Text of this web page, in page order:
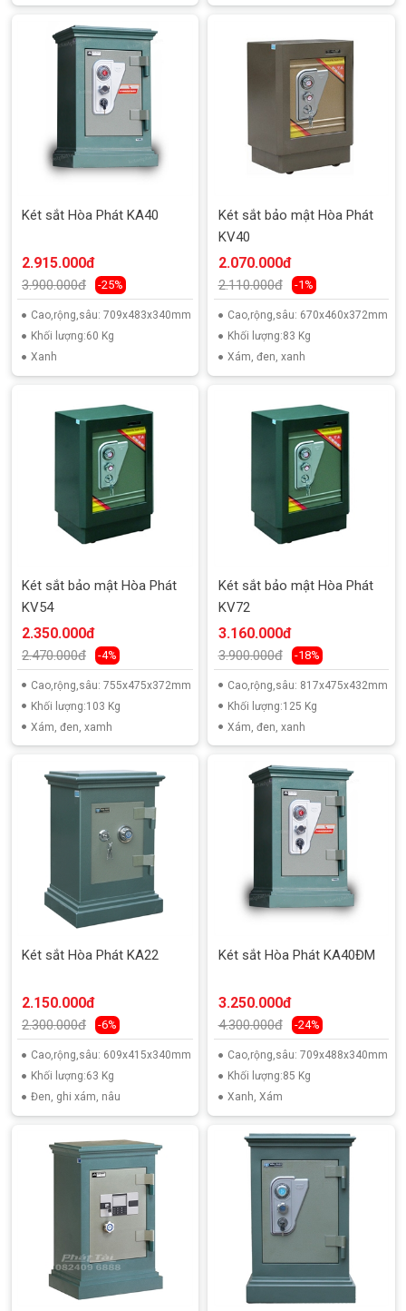
Két sắt Hòa Phát KA40
2.915.000đ
3.900.000đ -25%
Cao,rộng,sâu: 709x483x340mm
Khối lượng:60 Kg
Xanh
Két sắt bảo mật Hòa Phát
KV40
2.070.000đ
2.110.000đ -1%
Cao,rộng,sâu: 670x460x372mm
Khối lượng:83 Kg
Xám, đen, xanh
Két sắt bảo mật Hòa Phát
KV54
2.350.000đ
2.470.000đ -4%
Cao,rộng,sâu: 755x475x372mm
Khối lượng:103 Kg
Xám, đen, xamh
Két sắt bảo mật Hòa Phát
KV72
3.160.000đ
3.900.000đ -18%
Cao,rộng,sâu: 817x475x432mm
Khối lượng:125 Kg
Xám, đen, xanh
Két sắt Hòa Phát KA22
2.150.000đ
2.300.000đ -6%
Cao,rộng,sâu: 609x415x340mm
Khối lượng:63 Kg
Đen, ghi xám, nâu
Két sắt Hòa Phát KA40ĐM
3.250.000đ
4.300.000đ -24%
Cao,rộng,sâu: 709x488x340mm
Khối lượng:85 Kg
Xanh, Xám